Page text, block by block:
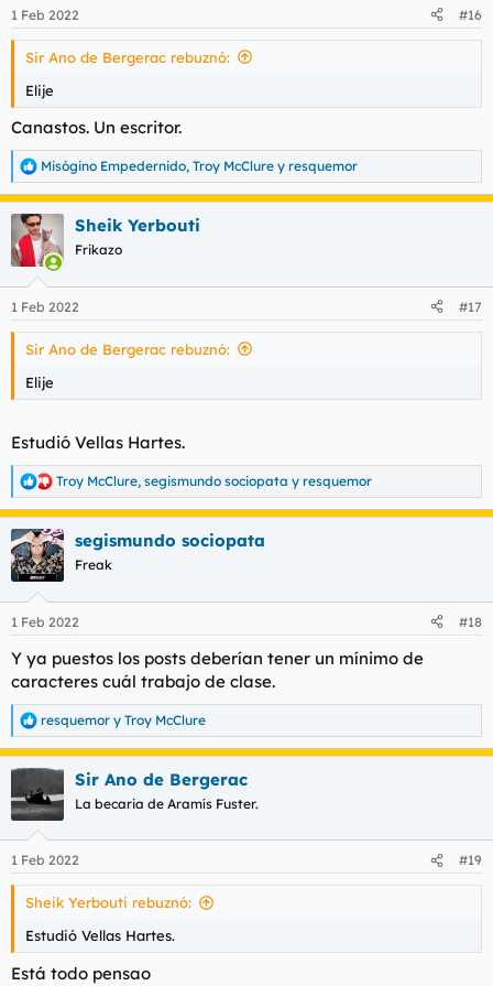
e
s
1 Feb 2022 #16
Sir Ano de Bergerac rebuznó:
Elije
Canastos. Un escritor.
R
e
a
c
c
i
e
s
Misógino Empedernido, Troy McClure y resquemor
Sheik Yerbouti
Frikazo
1 Feb 2022 #17
Sir Ano de Bergerac rebuznó:
Elije
Estudió Vellas Hartes.
R
e
a
c
c
i
e
Troy McClure, segismundo sociopata y resquemor
segismundo sociopata
Freak
1 Feb 2022 #18
Y ya puestos los posts deberían tener un mínimo de
caracteres cuál trabajo de clase.
R
e
a
c
i
e
s
resquemor y Troy McClure
Sir Ano de Bergerac
La becaria de Aramís Fuster.
1 Feb 2022 #19
Sheik Yerbouti rebuznó:
Estudió Vellas Hartes.
Está todo pensao